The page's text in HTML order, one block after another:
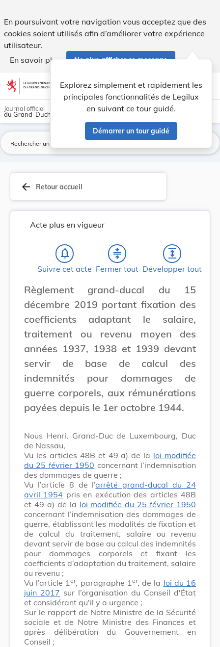
En poursuivant votre navigation vous acceptez que des
cookies soient utilisés afin d’améliorer votre expérience
utilisateur.
En savoir plus
Ne plus afficher ce message
Aller au contenu account_circle help Aide
Explorez simplement et rapidement les
principales fonctionnalités de Legilux
en suivant ce tour guidé.
Démarrer un tour guidé
light_mode dark_mode
Journal officiel
du Grand-Duché de Luxembourg
arrow_back Retour accueil
Acte plus en vigueur
notifications_none
Suivre cet acte
compress
Fermer tout
expand
Développer tout
Règlement grand-ducal du 15
décembre 2019 portant fixation des
coefficients adaptant le salaire,
traitement ou revenu moyen des
années 1937, 1938 et 1939 devant
servir de base de calcul des
indemnités pour dommages de
guerre corporels, aux rémunérations
payées depuis le 1er octobre 1944.
Nous Henri, Grand-Duc de Luxembourg, Duc
de Nassau,
Vu les articles 48B et 49 a) de la loi modifiée
du 25 février 1950 concernant l’indemnisation
des dommages de guerre ;
Vu l’article 8 de l’arrêté grand-ducal du 24
avril 1954 pris en exécution des articles 48B
et 49 a) de la loi modifiée du 25 février 1950
concernant l’indemnisation des dommages de
guerre, établissant les modalités de fixation et
de calcul du traitement, salaire ou revenu
devant servir de base au calcul des indemnités
pour dommages corporels et fixant les
coefficients d’adaptation du traitement, salaire
ou revenu ;
Vu l’article 1er, paragraphe 1 er, de la loi du 16
juin 2017 sur l’organisation du Conseil d'État
et considérant qu'il y a urgence ;
Sur le rapport de Notre Ministre de la Sécurité
sociale et de Notre Ministre des Finances et
après délibération du Gouvernement en
Conseil ;